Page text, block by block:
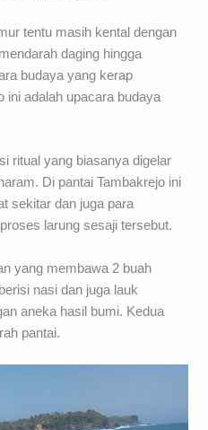
tentu masih kental dengan
daging hingga
budaya yang kerap
ini adalah upacara budaya
ritual yang biasanya digelar
Di pantai Tambakrejo ini
sekitar dan juga para
larung sesaji tersebut.
yang membawa 2 buah
nasi dan juga lauk
aneka hasil bumi. Kedua
pantai.